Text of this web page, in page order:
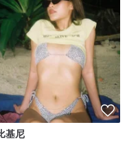
基尼